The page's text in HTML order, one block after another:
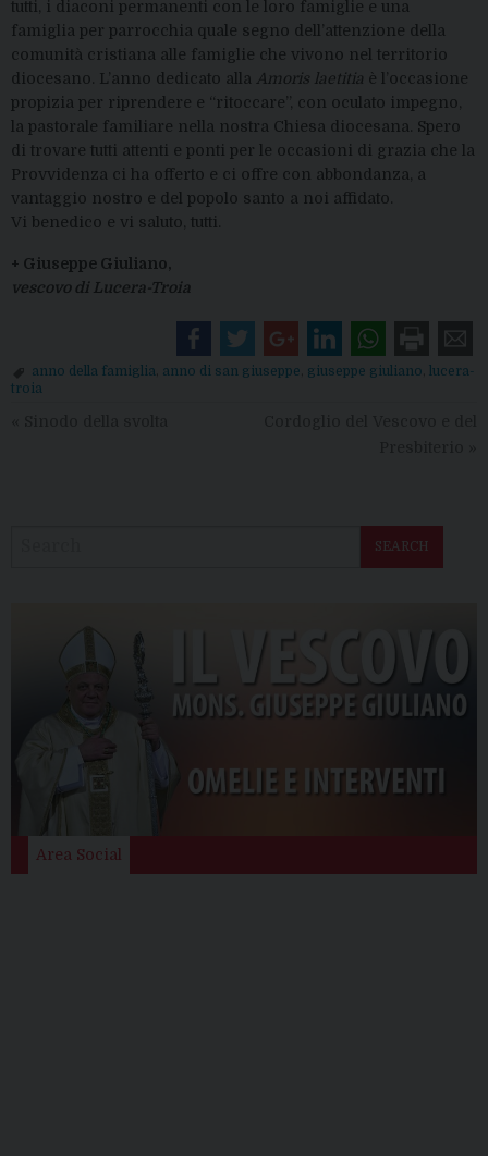
tutti, i diaconi permanenti con le loro famiglie e una
famiglia per parrocchia quale segno dell’attenzione della
comunità cristiana alle famiglie che vivono nel territorio
diocesano. L’anno dedicato alla
Amoris laetitia è l’occasione
propizia per riprendere e “ritoccare”, con oculato impegno,
la pastorale familiare nella nostra Chiesa diocesana. Spero
di trovare tutti attenti e ponti per le occasioni di grazia che la
Provvidenza ci ha offerto e ci offre con abbondanza, a
vantaggio nostro e del popolo santo a noi affidato.
Vi benedico e vi saluto, tutti.
+ Giuseppe Giuliano,
vescovo di Lucera-Troia
anno della famiglia anno di san giuseppe giuseppe giuliano
lucera-
troia
SEARCH
Area Social